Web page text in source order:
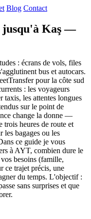
Blog Contact
jusqu'à Kaş —
: écrans de vols, files
bus et autocars.
pour la côte sud
: les voyageurs
taxis, les attentes longues
sur le point de
change la donne —
trois heures de route et
les bagages ou les
ce guide je vous
à AYT, combien dure le
besoins (famille,
ce trajet précis, une
du temps. L'objectif :
sans surprises et que